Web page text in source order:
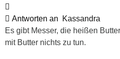
Antworten an
Kassandra
Es gibt Messer, die heißen
mit Butter nichts zu tun.